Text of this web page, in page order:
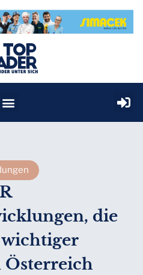
die
Österreich